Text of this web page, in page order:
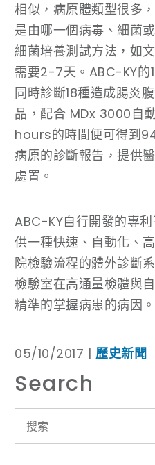
相似，病原體類型很多
是由哪一個病毒、細菌
細菌培養測試方法，如
需要2-7天。ABC-KY
同時診斷18種造成腸炎
品，配合 MDx 3000自
hours的時間便可得到
病原的診斷報告，提供
處置。
ABC-KY自行開發的專
供一種快速、自動化、
院檢驗流程的體外診斷
檢驗室在高通量檢體與
精準的掌握病患的病因。
05/10/2017 |歷史新聞
Search